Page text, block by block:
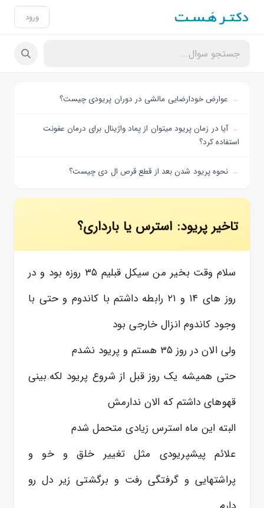
ورود
عوارض خودارضایی مالشی در دوران پریودی چیست؟
آیا در زمان پریود میتوان از پماد واژینال برای درمان عفونت
استفاده کرد؟
نحوه پریود شدن بعد از قطع قرص ال دی چیست؟
تاخیر پریود: استرس یا بارداری؟
سلام وقت بخیر من سیکل قبلیم ۳۵ روزه بود و در
روز های ۱۴ و ۲۱ رابطه داشتم با کاندوم و حتی با
وجود کاندوم انزال خارجی بود
ولی الان در روز ۳۵ هستم و پریود نشدم
حتی همیشه یک روز قبل از شروع پریود لکه.بینی
قهوهای داشتم که الان ندارمش
البته این ماه استرس زیادی متحمل شدم
علائم پیشپریودی مثل تغییر خلق و خو و
پراشتهایی و گرفتگی رفت و برگشتی زیر دل رو